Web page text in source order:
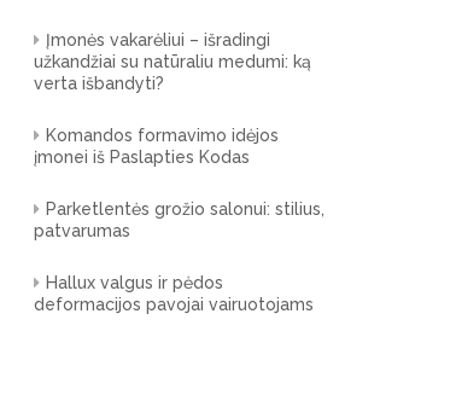
Įmonės vakarėliui – išradingi
užkandžiai su natūraliu medumi: ką
verta išbandyti?
Komandos formavimo idėjos
įmonei iš Paslapties Kodas
Parketlentės grožio salonui: stilius,
patvarumas
Hallux valgus ir pėdos
deformacijos pavojai vairuotojams